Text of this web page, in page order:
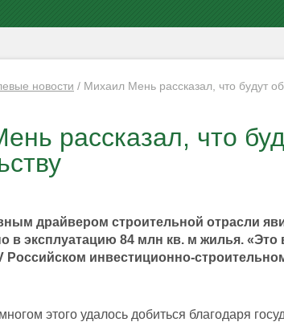
новости / Михаил Мень рассказал, что будут
рассказал, что
драйвером строительной отрасли
в эксплуатацию 84 млн кв. м жилья.
Российском инвестиционно-
этого удалось добиться благодаря